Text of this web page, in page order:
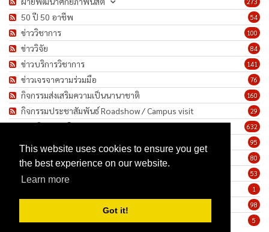
This website uses cookies to ensure you get
the best experience on our website.
Learn more
Got it!
54
50 ปี 50 อาชีพ
100
ข่าววิชาการ
84
ข่าววิจัย
141
ข่าวบริการวิชาการ
76
ข่าวเจรจาความร่วมมือ
160
กิจกรรมส่งเสริมความเป็นนานาชาติ
29
กิจกรรมประชาสัมพันธ์ Roadshow / Campus visit
632
ภาพกิจกรรม/โครงการ
95
80
ทำนุบำรุงศิลปวัฒนธรรม
53
ข่าวประกาศรับสมัครงาน
1
98
5
มาตรการป้องกันการแพร่ระบาดของเชื้อโรค COVID-19